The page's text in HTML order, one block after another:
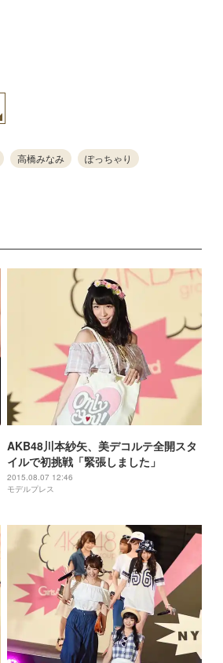
高橋みなみ ぽっちゃり
AKB48川本紗矢、美デコルテ全開スタ
イルで初挑戦「緊張しました」
2015.08.07 12:46
モデルプレス